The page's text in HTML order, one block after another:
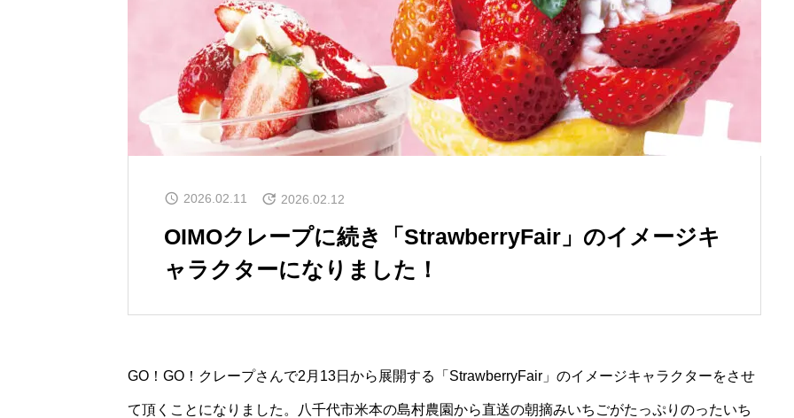
2026.02.11 2026.02.12
OIMOクレープに続き「StrawberryFair」のイメージキ
ャラクターになりました！
GO！GO！クレープさんで2月13日から展開する「StrawberryFair」のイメージキャラクターをさせ
て頂くことになりました。八千代市米本の島村農園から直送の朝摘みいちごがたっぷりのったいち